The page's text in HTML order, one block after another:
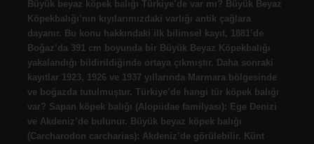
Büyük beyaz köpek balığı Türkiye’de var mı? Büyük Beyaz
Köpekbalığı’nın kıyılarımızdaki varlığı antik çağlara
dayanır. Bu konu hakkındaki ilk bilimsel kayıt, 1881’de
Boğaz’da 391 cm boyunda bir Büyük Beyaz Köpekbalığı
yakalandığı bildirildiğinde ortaya çıkmıştır. Daha sonraki
kayıtlar 1923, 1926 ve 1937 yıllarında Marmara bölgesinde
ve boğazda tutulmuştur. Türkiye’de hangi tür köpek balığı
var? Sapan köpek balığı (Alopiidae familyası): Ege Denizi
ve Akdeniz’de bulunur. Büyük beyaz köpek balığı
(Carcharodon carcharias): Akdeniz’de görülebilir. Künt